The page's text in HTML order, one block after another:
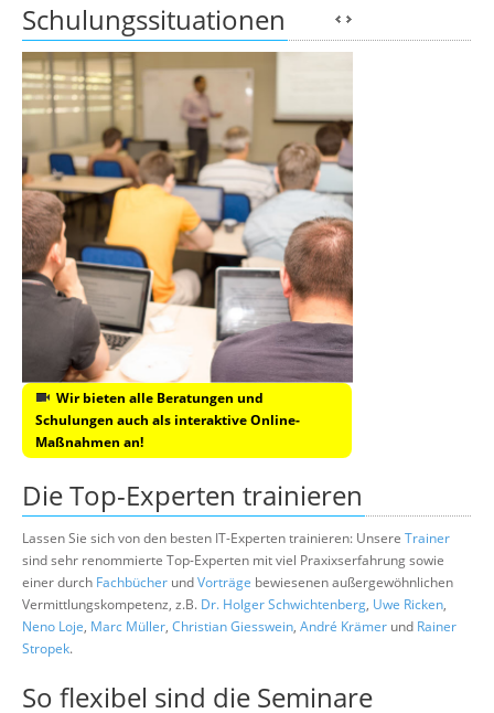
Schulungssituationen
Wir bieten alle Beratungen und
Schulungen auch als interaktive Online-
Maßnahmen an!
Die Top-Experten trainieren
Lassen Sie sich von den besten IT-Experten trainieren: Unsere Trainer
sind sehr renommierte Top-Experten mit viel Praxixserfahrung sowie
einer durch Fachbücher undVorträge bewiesenen außergewöhnlichen
Vermittlungskompetenz, z.B. Dr. Holger Schwichtenberg, Uwe Ricken,
Neno Loje, Marc Müller, Christian Giesswein, André Krämer und Rainer
Stropek.
So flexibel sind die Seminare